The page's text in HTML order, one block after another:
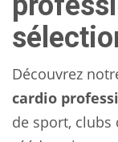
Découvrez
cardio
de sport, clubs